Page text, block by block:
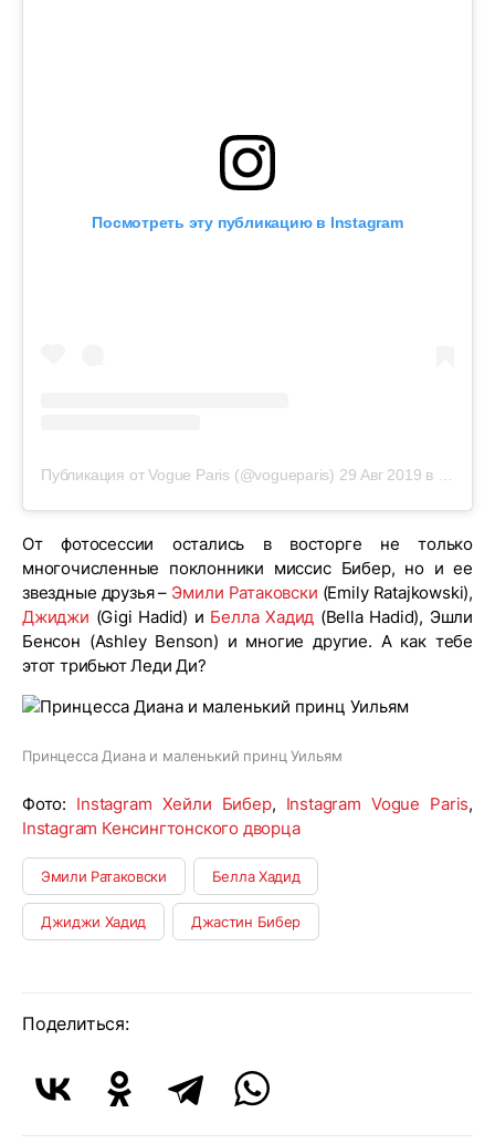
Посмотреть эту публикацию в Instagram
Публикация от Vogue Paris (@vogueparis) 29 Авг 2019 в 11:28 PDT
От фотосессии остались в восторге не только
многочисленные поклонники миссис Бибер, но и ее
звездные друзья – Эмили Ратаковски (Emily Ratajkowski),
Джиджи (Gigi Hadid) и Белла Хадид (Bella Hadid), Эшли
Бенсон (Ashley Benson) и многие другие. А как тебе
этот трибьют Леди Ди?
Принцесса Диана и маленький принц Уильям
Фото: Instagram Хейли Бибер, Instagram Vogue Paris,
Instagram Кенсингтонского дворца
Эмили Ратаковски Белла Хадид
Джиджи Хадид Джастин Бибер
Поделиться: